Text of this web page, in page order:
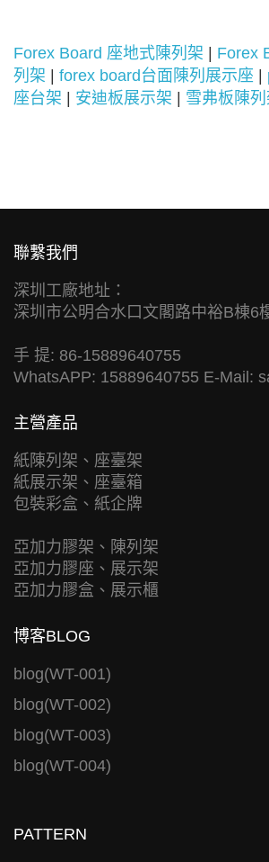
Forex Board 座地式陳列架
Forex
列架
forex board台面陳列展示座
座台架
安迪板展示架 雪弗板陳列
聯繫我們
深圳工廠地址：
深圳市公明合水口文閣路中裕B棟6
手 提: 86-15889640755
WhatsAPP: 15889640755 E-Mail:
主營產品
紙陳列架、座臺架
紙展示架、座臺箱
包裝彩盒、紙企牌
亞加力膠架、陳列架
亞加力膠座、展示架
亞加力膠盒、展示櫃
博客BLOG
blog(WT-001)
blog(WT-002)
blog(WT-003)
blog(WT-004)
PATTERN